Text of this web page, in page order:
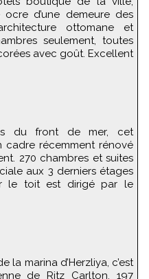
d’une demeure des
ottomane et
seulement, toutes
avec goût. Excellent
du front de mer, cet
cadre récemment rénové
270 chambres et suites
aux 3 derniers étages
le toit est dirigé par le
la marina d’Herzliya, c’est
de Ritz Carlton. 197